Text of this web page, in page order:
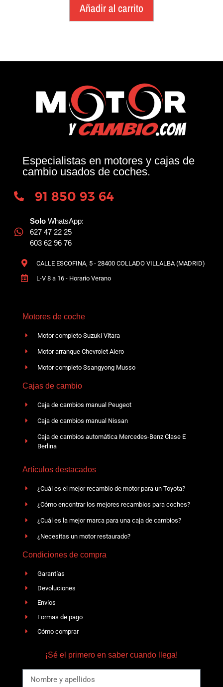
Añadir al carrito
Especialistas en motores y cajas de
cambio usados de coches.
91 850 93 64
Solo WhatsApp:
627 47 22 25
603 62 96 76
CALLE ESCOFINA, 5 - 28400 COLLADO VILLALBA (MADRID)
L-V 8 a 16 - Horario Verano
Motores de coche
Motor completo Suzuki Vitara
Motor arranque Chevrolet Alero
Motor completo Ssangyong Musso
Cajas de cambio
Caja de cambios manual Peugeot
Caja de cambios manual Nissan
Caja de cambios automática Mercedes-Benz Clase E
Berlina
Artículos destacados
¿Cuál es el mejor recambio de motor para un Toyota?
¿Cómo encontrar los mejores recambios para coches?
¿Cuál es la mejor marca para una caja de cambios?
¿Necesitas un motor restaurado?
Condiciones de compra
Garantías
Devoluciones
Envíos
Formas de pago
Cómo comprar
¡Sé el primero en saber cuando llega!